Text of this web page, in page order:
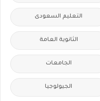
التعليم السعودى
الثانوية العامة
الجامعات
الجيولوجيا